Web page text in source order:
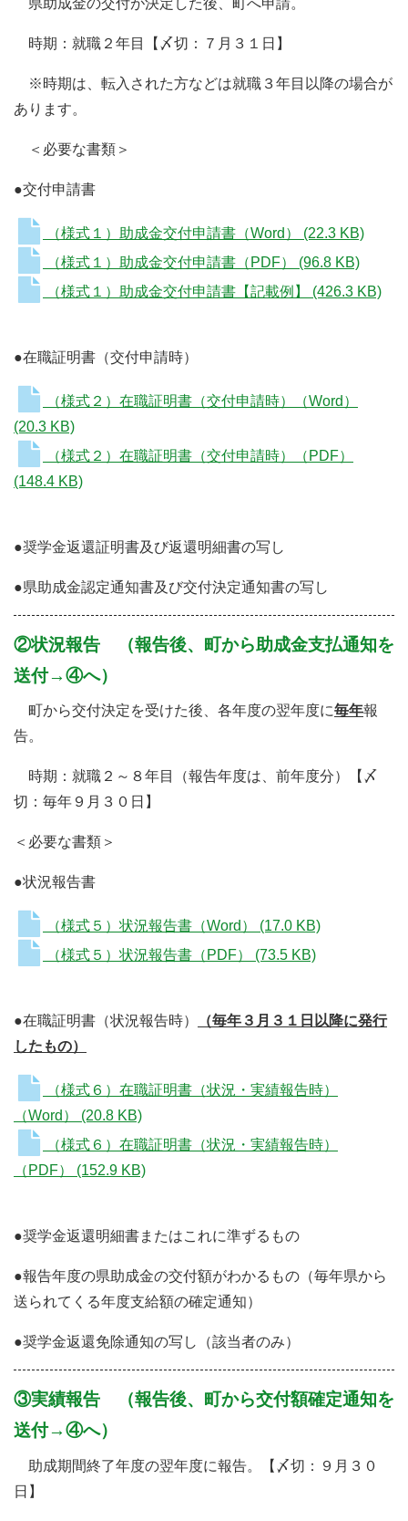
時期：就職２年目【〆切：７月３１日】
※時期は、転入された方などは就職３年目以降の場合が
あります。
＜必要な書類＞
●交付申請書
（様式１）助成金交付申請書（Word） (22.3 KB)
（様式１）助成金交付申請書（PDF） (96.8 KB)
（様式１）助成金交付申請書【記載例】 (426.3 KB)
●在職証明書（交付申請時）
（様式２）在職証明書（交付申請時）（Word）
(20.3 KB)
（様式２）在職証明書（交付申請時）（PDF）
(148.4 KB)
●奨学金返還証明書及び返還明細書の写し
●県助成金認定通知書及び交付決定通知書の写し
②状況報告 （報告後、町から助成金支払通知を
送付→④へ）
町から交付決定を受けた後、各年度の翌年度に毎年報
告。
時期：就職２～８年目（報告年度は、前年度分）【〆
切：毎年９月３０日】
＜必要な書類＞
●状況報告書
（様式５）状況報告書（Word） (17.0 KB)
（様式５）状況報告書（PDF） (73.5 KB)
●在職証明書（状況報告時）
（毎年３月３１日以降に発行
したもの）
（様式６）在職証明書（状況・実績報告時）
（Word） (20.8 KB)
（様式６）在職証明書（状況・実績報告時）
（PDF） (152.9 KB)
●奨学金返還明細書またはこれに準ずるもの
●報告年度の県助成金の交付額がわかるもの（毎年県から
送られてくる年度支給額の確定通知）
●奨学金返還免除通知の写し（該当者のみ）
③実績報告 （報告後、町から交付額確定通知を
送付→④へ）
助成期間終了年度の翌年度に報告。【〆切：９月３０
日】